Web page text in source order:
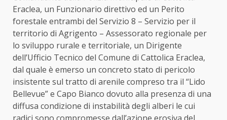
Eraclea, un Funzionario direttivo ed un Perito
forestale entrambi del Servizio 8 – Servizio per il
territorio di Agrigento – Assessorato regionale per
lo sviluppo rurale e territoriale, un Dirigente
dell’Ufficio Tecnico del Comune di Cattolica Eraclea,
dal quale è emerso un concreto stato di pericolo
insistente sul tratto di arenile compreso tra il “Lido
Bellevue” e Capo Bianco dovuto alla presenza di una
diffusa condizione di instabilità degli alberi le cui
radici sono compromesse dall’azione erosiva del